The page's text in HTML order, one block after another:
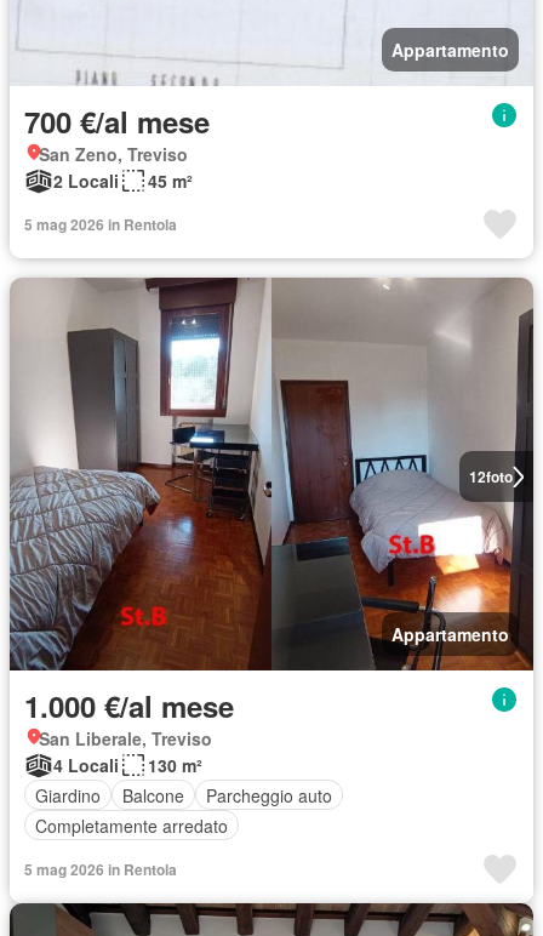
Appartamento
700 €/al mese
San Zeno, Treviso
2 Locali
45 m²
5 mag 2026 in Rentola
12foto
Appartamento
1.000 €/al mese
San Liberale, Treviso
4 Locali
130 m²
Giardino
Balcone
Parcheggio auto
Completamente arredato
5 mag 2026 in Rentola